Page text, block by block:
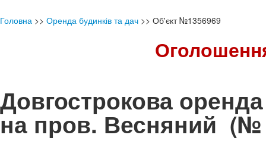
Головна >> Оренда будинків та дач >> Об'єкт №1356969
Довгострокова
на пров. Весняний (№